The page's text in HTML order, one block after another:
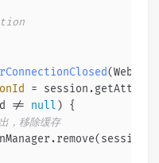
=
!= null ) {
，移除缓存